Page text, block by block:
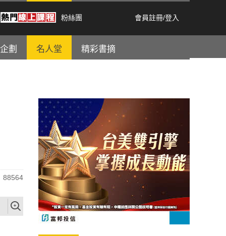
粉絲團 會員註冊/登入
劃 名人堂 精彩書摘
88564